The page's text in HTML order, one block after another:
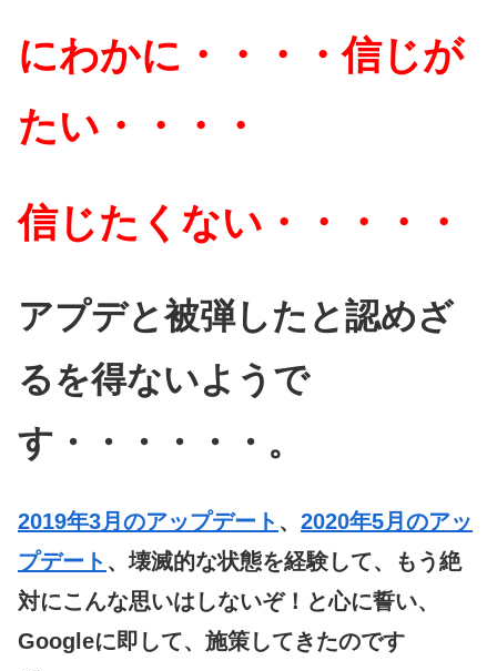
にわかに・・・・信じが
たい・・・・
信じたくない・・・・・
アプデと被弾したと認めざ
るを得ないようで
す・・・・・・。
2019年3月のアップデート 、 2020年5月のアッ
プデート 、壊滅的な状態を経験して、もう絶
対にこんな思いはしないぞ！と心に誓い、
Googleに即して、施策してきたのです